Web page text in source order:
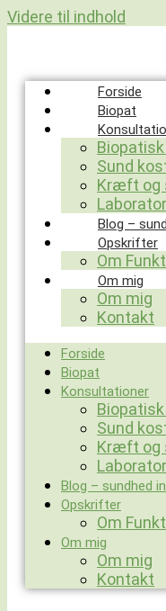
Videre til indhold
Forside
Biopat
Sund
Kræft og
Blog –
Opskrifter
Om
Om mig
Om mig
Kontakt
Forside
Biopat
Konsultationer
Sund
Kræft og
Blog – sundhed
Opskrifter
Om
Om mig
Om mig
Kontakt